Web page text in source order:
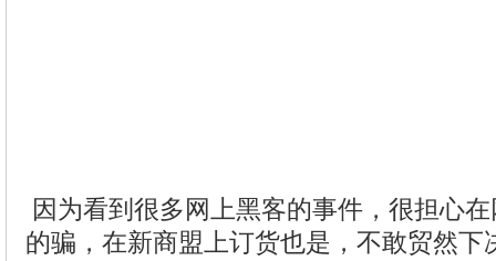
因为看到很多网上黑客的事件，很担心
的骗，在新商盟上订货也是，不敢贸然下